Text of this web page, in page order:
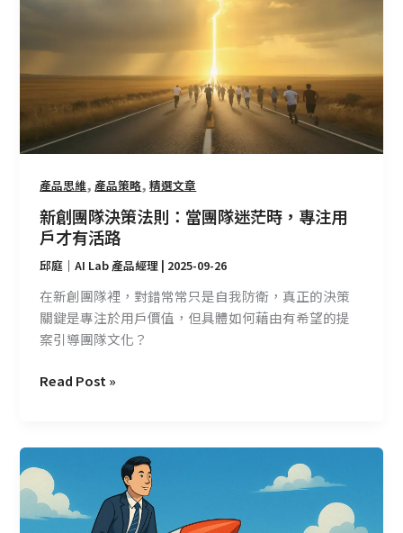
產品思維, 產品策略,精選文章
新創團隊決策法則：當團隊迷茫時，專注用
戶才有活路
邱庭｜AI Lab 產品經理 | 2025-09-26
在新創團隊裡，對錯常常只是自我防衛，真正的決策
關鍵是專注於用戶價值，但具體如何藉由有希望的提
案引導團隊文化？
決
策
則：
當
隊
迷
茫
時，
專
注
用
戶
有
Read Post »
發
射，
再